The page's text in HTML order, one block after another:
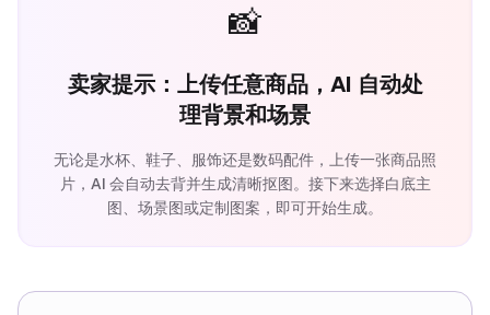
📸
卖家提示：上传任意商品，AI 自动处
理背景和场景
无论是水杯、鞋子、服饰还是数码配件，上传一张商品照
片，AI 会自动去背并生成清晰抠图。接下来选择白底主
图、场景图或定制图案，即可开始生成。